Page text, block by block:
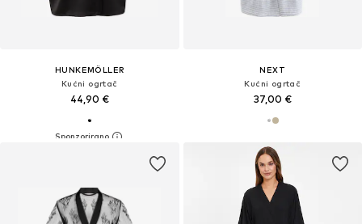
HUNKEMÖLLER
Kućni ogrtač
44,90 €
NEXT
Kućni ogrtač
37,00 €